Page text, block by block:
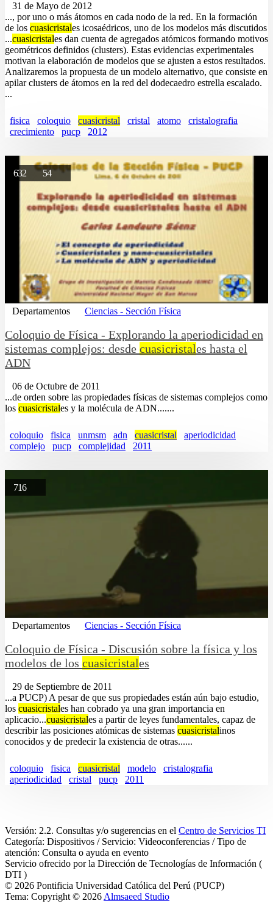
31 de Mayo de 2012
..., por uno o más átomos en cada nodo de la red. En la formación
de los cuasicristales icosaédricos, uno de los modelos más discutidos
...cuasicristales dan cuenta de agregados atómicos formando motivos
geométricos definidos (clusters). Estas evidencias experimentales
motivan la elaboración de modelos que se ajusten a estos resultados.
Analizaremos la propuesta de un modelo alternativo, que consiste en
apilar clusters de átomos en la red del dodecaedro estrella escalado.
...
fisica coloquio cuasicristal cristal atomo
cristalografia
crecimiento
pucp 2012
632 54
Departamentos Ciencias - Sección Física
Coloquio de Física - Explorando la aperiodicidad en
sistemas complejos: desde cuasicristales hasta el
ADN
06 de Octubre de 2011
...de orden sobre las propiedades físicas de sistemas complejos como
los cuasicristales y la molécula de ADN.......
coloquio fisica unmsm adn cuasicristal
aperiodicidad
complejo
pucp complejidad 2011
716
Departamentos Ciencias - Sección Física
Coloquio de Física - Discusión sobre la física y los
modelos de los cuasicristales
29 de Septiembre de 2011
...a PUCP) A pesar de que sus propiedades están aún bajo estudio,
los cuasicristales han cobrado ya una gran importancia en
aplicacio...cuasicristales a partir de leyes fundamentales, capaz de
describir las posiciones atómicas de sistemas cuasicristalinos
conocidos y de predecir la existencia de otras......
coloquio fisica cuasicristal modelo
cristalografia
aperiodicidad
cristal pucp 2011
Versión: 2.2. Consultas y/o sugerencias en el Centro de Servicios TI
Categoría: Dispositivos / Servicio: Videoconferencias / Tipo de
atención: Consulta o ayuda en evento
Servicio ofrecido por la Dirección de Tecnologías de Información (
DTI )
© 2026 Pontificia Universidad Católica del Perú (PUCP)
Tema: Copyright © 2026 Almsaeed Studio